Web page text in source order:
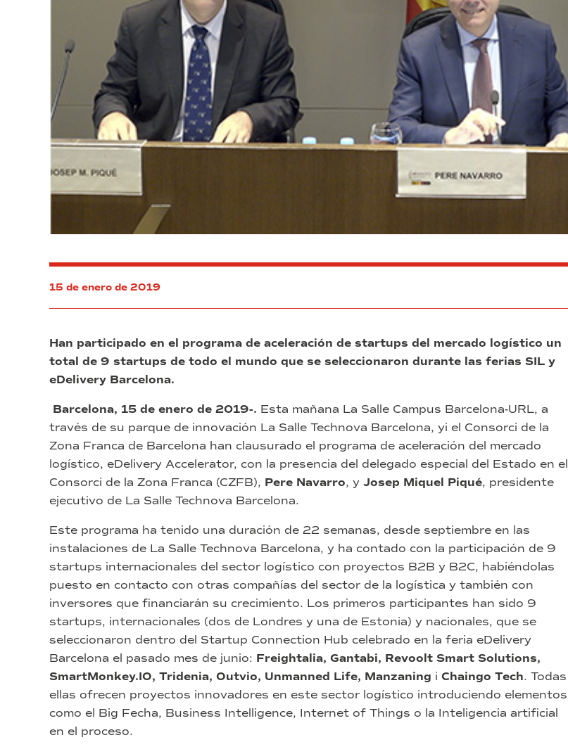
15 de enero de 2019
Han participado en el programa de aceleración de startups del mercado logístico un
total de 9 startups de todo el mundo que se seleccionaron durante las ferias SIL y
eDelivery Barcelona.
Barcelona, 15 de enero de 2019-. Esta mañana La Salle Campus Barcelona-URL, a
través de su parque de innovación La Salle Technova Barcelona, y​i el Consorci de la
Zona Franca de Barcelona han clausurado el programa de aceleración del mercado
logístico, eDelivery Accelerator, con la presencia del delegado especial del Estado en el
Consorci de la Zona Franca (CZFB), Pere Navarro, y Josep Miquel Piqué, presidente
ejecutivo de La Salle Technova Barcelona.
Este programa ha tenido una duración de 22 semanas, desde septiembre en las
instalaciones de La Salle Technova Barcelona, y ha contado con la participación de 9
startups internacionales del sector logístico con proyectos B2B y B2C, habiéndolas
puesto en contacto con otras compañías del sector de la logística y también con
inversores que financiarán su crecimiento. Los primeros participantes han sido 9
startups, internacionales (dos de Londres y una de Estonia) y nacionales, que se
seleccionaron dentro del Startup Connection Hub celebrado en la feria eDelivery
Barcelona el pasado mes de junio: Freightalia, Gantabi, Revoolt Smart Solutions,
SmartMonkey.IO, Tridenia, Outvio, Unmanned Life, Manzaning i Chaingo Tech. Todas
ellas ofrecen proyectos innovadores en este sector logístico introduciendo elementos
como el Big Fecha, Business Intelligence, Internet of Things o la Inteligencia artificial
en el proceso.